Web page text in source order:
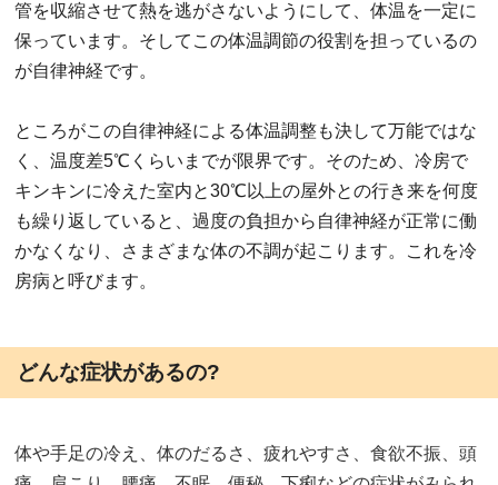
管を収縮させて熱を逃がさないようにして、体温を一定に
保っています。そしてこの体温調節の役割を担っているの
が自律神経です。
ところがこの自律神経による体温調整も決して万能ではな
く、温度差5℃くらいまでが限界です。そのため、冷房で
キンキンに冷えた室内と30℃以上の屋外との行き来を何度
も繰り返していると、過度の負担から自律神経が正常に働
かなくなり、さまざまな体の不調が起こります。これを冷
房病と呼びます。
どんな症状があるの?
体や手足の冷え、体のだるさ、疲れやすさ、食欲不振、頭